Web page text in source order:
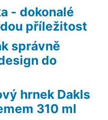
- dokonalé
příležitost
správně
do
hrnek Dakls
310 ml